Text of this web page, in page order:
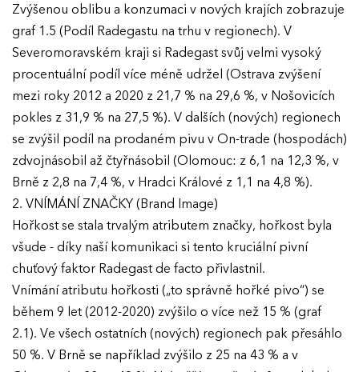
Zvýšenou oblibu a konzumaci v nových krajích zobrazuje
graf 1.5 (Podíl Radegastu na trhu v regionech). V
Severomoravském kraji si Radegast svůj velmi vysoký
procentuální podíl více méně udržel (Ostrava zvýšení
mezi roky 2012 a 2020 z 21,7 % na 29,6 %, v Nošovicích
pokles z 31,9 % na 27,5 %). V dalších (nových) regionech
se zvýšil podíl na prodaném pivu v On-trade (hospodách)
zdvojnásobil až čtyřnásobil (Olomouc: z 6,1 na 12,3 %, v
Brně z 2,8 na 7,4 %, v Hradci Králové z 1,1 na 4,8 %).
2. VNÍMÁNÍ ZNAČKY (Brand Image)
Hořkost se stala trvalým atributem značky, hořkost byla
všude - díky naší komunikaci si tento kruciální pivní
chuťový faktor Radegast de facto přivlastnil.
Vnímání atributu hořkosti („to správně hořké pivo“) se
během 9 let (2012-2020) zvýšilo o více než 15 % (graf
2.1). Ve všech ostatních (nových) regionech pak přesáhlo
50 %. V Brně se například zvýšilo z 25 na 43 % a v